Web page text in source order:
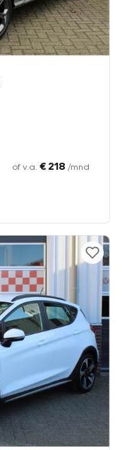
of v.a. € 218 /mnd